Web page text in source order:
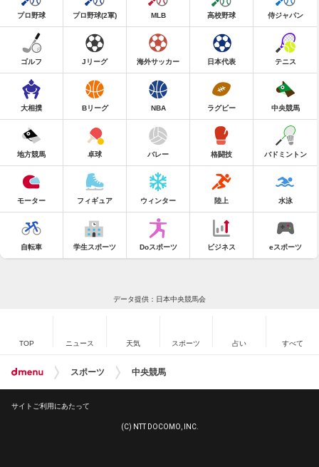
プロ野球 プロ野球(2軍) MLB 高校野球 侍ジャパン
ゴルフ Jリーグ 海外サッカー 日本代表 テニス
大相撲 Bリーグ NBA ラグビー 中央競馬
地方競馬 卓球 バレー 格闘技 バドミントン
モーター フィギュア ウィンター 陸上 水泳
自転車 学生スポーツ Doスポーツ ビジネス eスポーツ
データ提供：日本中央競馬会
TOP ニュース 天気 スポーツ 占い すべて
スポーツ 中央競馬
サイトご利用にあたって
(C) NTT DOCOMO, INC.